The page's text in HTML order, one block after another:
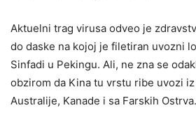
Aktuelni trag virusa odveo je
do daske na kojoj je filetiran uvozni
Sinfadi u Pekingu. Ali, ne zna se
obzirom da Kina tu vrstu ribe uvozi
Australije, Kanade i sa Farskih Ostrva.